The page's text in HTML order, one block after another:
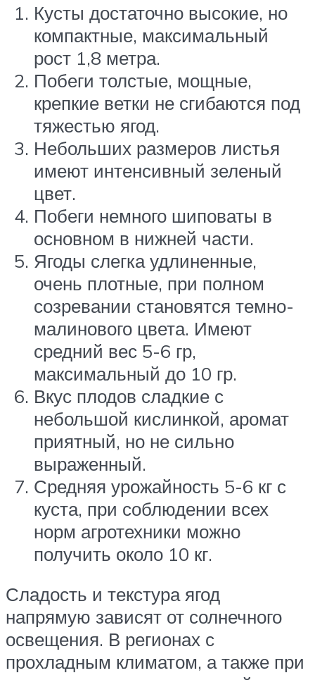
Кусты достаточно высокие, но
компактные, максимальный
рост 1,8 метра.
Побеги толстые, мощные,
крепкие ветки не сгибаются под
тяжестью ягод.
Небольших размеров листья
имеют интенсивный зеленый
цвет.
Побеги немного шиповаты в
основном в нижней части.
Ягоды слегка удлиненные,
очень плотные, при полном
созревании становятся темно-
малинового цвета. Имеют
средний вес 5-6 гр,
максимальный до 10 гр.
Вкус плодов сладкие с
небольшой кислинкой, аромат
приятный, но не сильно
выраженный.
Средняя урожайность 5-6 кг с
куста, при соблюдении всех
норм агротехники можно
получить около 10 кг.
Сладость и текстура ягод
напрямую зависят от солнечного
освещения. В регионах с
прохладным климатом, а также при